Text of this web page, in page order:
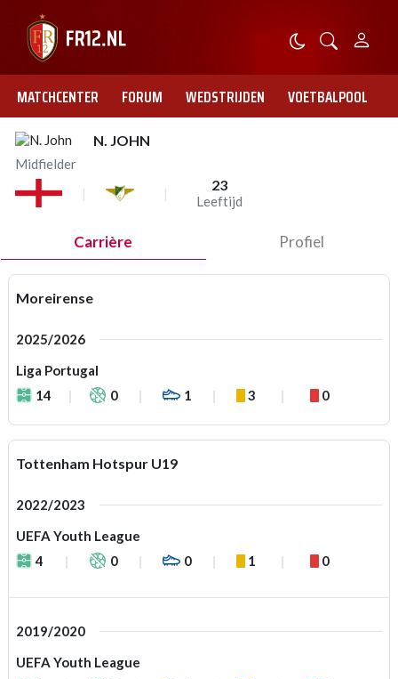
MATCHCENTER FORUM WEDSTRIJDEN VOETBALPOOL
N. JOHN
Midfielder
23
Leeftijd
Carrière Profiel
Moreirense
2025/2026
Liga Portugal
14
0 1 3 0
Tottenham Hotspur U19
2022/2023
UEFA Youth League
4
0 0 1 0
2019/2020
UEFA Youth League